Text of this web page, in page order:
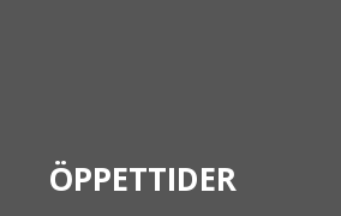
ÖPPETTIDER